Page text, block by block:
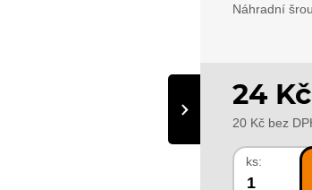
›
Náhradní
24 Kč
20 Kč bez
ks: